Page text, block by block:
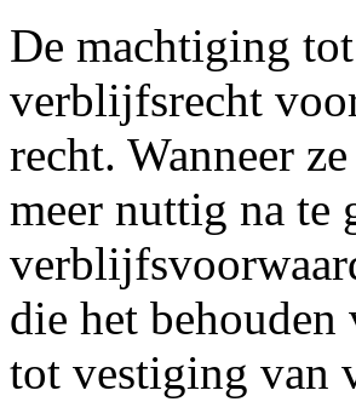
De machtiging
verblijfsrecht
recht. Wanneer
meer nuttig na te
die het
tot vestiging van